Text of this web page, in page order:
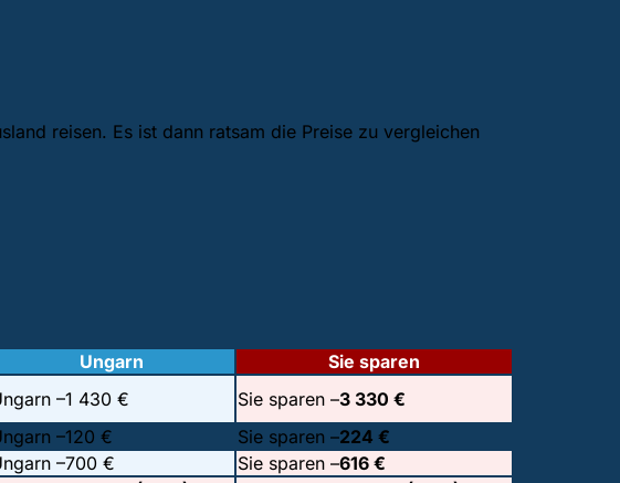
reisen. Es ist dann ratsam die Preise zu vergleichen
Ungarn
Sie sparen
–1 430 € Sie sparen –3 330 €
–120 € Sie sparen –224 €
–700 € Sie sparen –616 €